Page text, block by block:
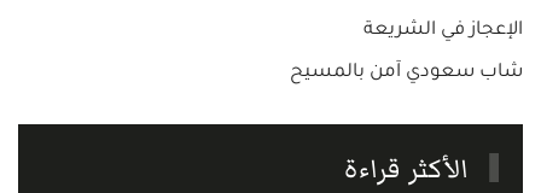
الإعجاز في الشريعة
شاب سعودي آمن بالمسيح
الأكثر قراءة